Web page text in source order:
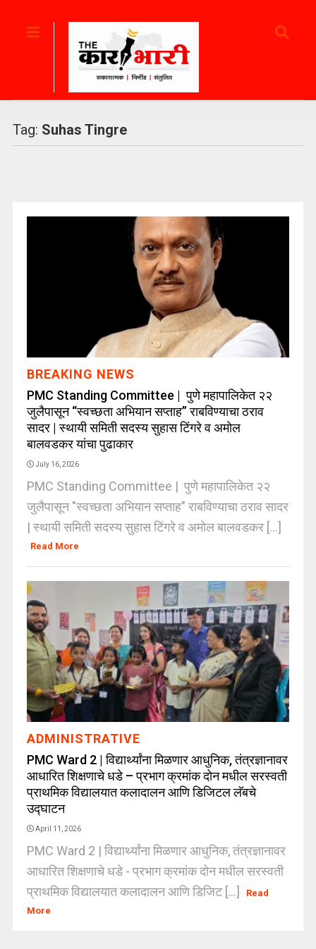
Tag: Suhas Tingre
BREAKING NEWS
PMC Standing Committee | पुणे महापालिकेत २२
जुलैपासून “स्वच्छता अभियान सप्ताह” राबविण्याचा ठराव
सादर | स्थायी समिती सदस्य सुहास टिंगरे व अमोल
बालवडकर यांचा पुढाकार
July 16, 2026
PMC Standing Committee | पुणे महापालिकेत २२
जुलैपासून "स्वच्छता अभियान सप्ताह" राबविण्याचा ठराव सादर
| स्थायी समिती सदस्य सुहास टिंगरे व अमोल बालवडकर [...]
Read More
ADMINISTRATIVE
PMC Ward 2 | विद्यार्थ्यांना मिळणार आधुनिक, तंत्रज्ञानावर
आधारित शिक्षणाचे धडे – प्रभाग क्रमांक दोन मधील सरस्वती
प्राथमिक विद्यालयात कलादालन आणि डिजिटल लॅबचे
उद्घाटन
April 11, 2026
PMC Ward 2 | विद्यार्थ्यांना मिळणार आधुनिक, तंत्रज्ञानावर
आधारित शिक्षणाचे धडे - प्रभाग क्रमांक दोन मधील सरस्वती
प्राथमिक विद्यालयात कलादालन आणि डिजिट [...]
Read
More